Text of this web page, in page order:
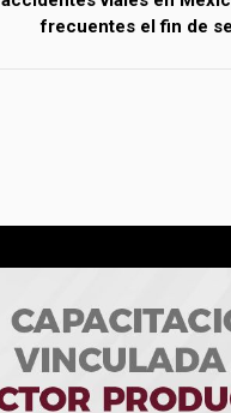
frecuentes el fin de